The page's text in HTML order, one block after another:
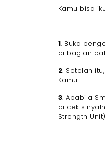
Kamu bisa
1. Buka
di bagian
2. Setelah
Kamu.
3. Apabila
di cek
Strength